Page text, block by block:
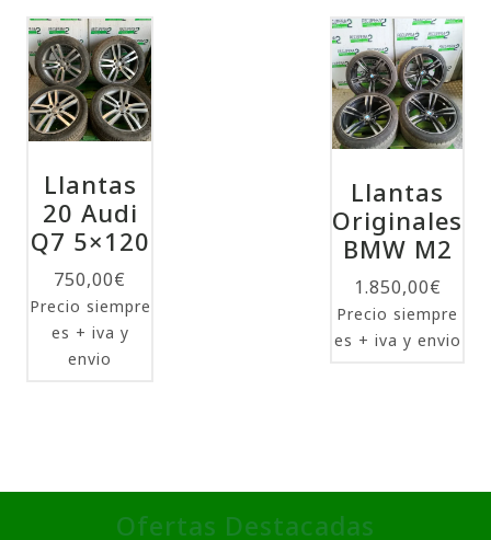
Llantas
20 Audi
Q7 5×120
750,00€
Precio siempre
es + iva y
envio
Llantas
Originales
BMW M2
1.850,00€
Precio siempre
es + iva y envio
Ofertas Destacadas